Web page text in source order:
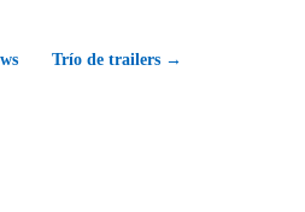
Trío de trailers →